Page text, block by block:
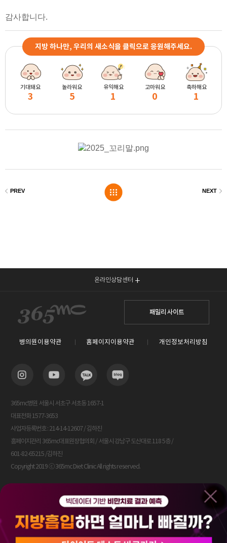
감사합니다.
지방 하나만, 우리의 새소식을 클릭으로 응원해주세요.
기대돼요
3
놀라워요
5
유익해요
1
고마워요
0
축하해요
1
온라인상담센터
패밀리 사이트
병의원이용약관 홈페이지이용약관 개인정보처리방침
365mc병원 서울시 서초구 서초동 1657-1
대표전화 1577-3653
사업자등록번호 : 214-14-12607 / 김하진
홈페이지관리 365mc대표원장협의회 / 서울시 강남구 도산대로 118 5층 /
601-82-65215 /김하진
Copyright 2019 ⓒ 365mc Diet Clinic All rights reserved.